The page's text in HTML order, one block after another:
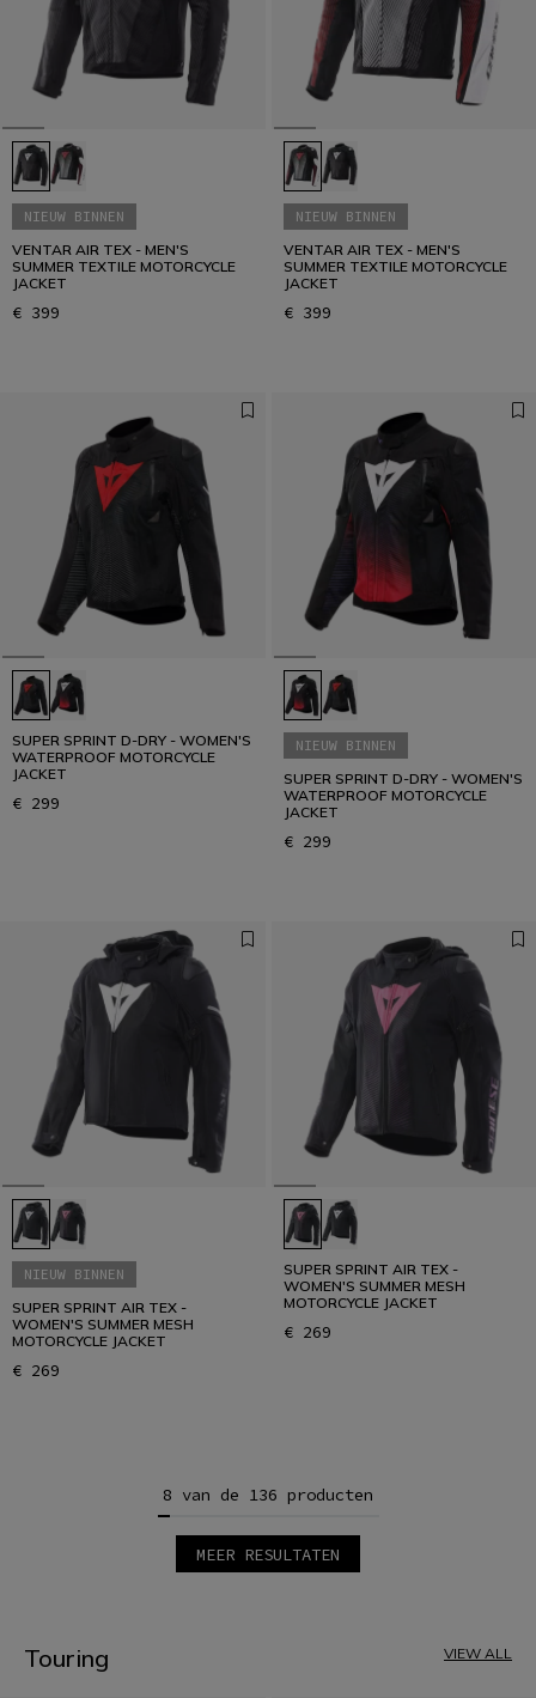
NIEUW BINNEN
VENTAR AIR TEX - MEN'S
SUMMER TEXTILE MOTORCYCLE
JACKET
€ 399
NIEUW BINNEN
VENTAR AIR TEX - MEN'S
SUMMER TEXTILE MOTORCYCLE
JACKET
€ 399
SUPER SPRINT D-DRY - WOMEN'S
WATERPROOF MOTORCYCLE
JACKET
€ 299
NIEUW BINNEN
SUPER SPRINT D-DRY - WOMEN'S
WATERPROOF MOTORCYCLE
JACKET
€ 299
NIEUW BINNEN
SUPER SPRINT AIR TEX -
WOMEN'S SUMMER MESH
MOTORCYCLE JACKET
€ 269
SUPER SPRINT AIR TEX -
WOMEN'S SUMMER MESH
MOTORCYCLE JACKET
€ 269
8 van de 136 producten
MEER RESULTATEN
6
Touring VIEW ALL